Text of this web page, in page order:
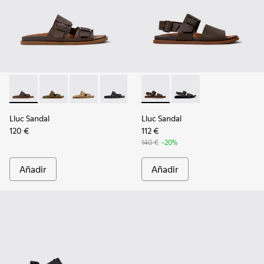
Lluc Sandal - K101091-002 - Sandalias de piel marrones para
Lluc Sandal - K101091-004
Lluc Sandal - K101091-003
Lluc Sandal - K101091-001 -
Lluc Sandal
120 €
Añadir
Lluc Sandal - K101092-002
Lluc Sandal -
Lluc Sandal
112 €
140 € -20%
Añadir